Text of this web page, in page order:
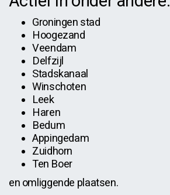
Groningen stad
Hoogezand
Veendam
Delfzijl
Stadskanaal
Winschoten
Leek
Haren
Bedum
Appingedam
Zuidhorn
Ten Boer
en omliggende plaatsen.